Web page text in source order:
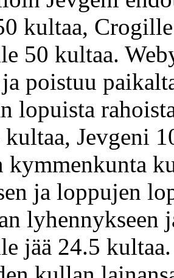
kultaa,
50 kultaa.
poistuu
lopuista
Jevgeni
ja loppujen
lyhennykseen
jää 24.5